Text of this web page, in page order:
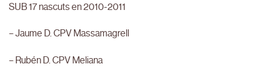
SUB 17 nascuts en 2010-2011
– Jaume D. CPV Massamagrell
– Rubén D. CPV Meliana